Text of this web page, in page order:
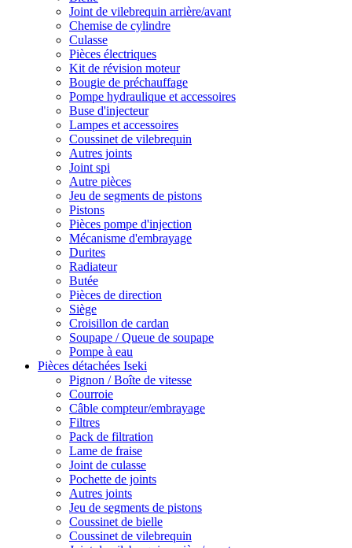
Joint de vilebrequin arrière/avant
Chemise de cylindre
Culasse
Pièces électriques
Kit de révision moteur
Bougie de préchauffage
Pompe hydraulique et accessoires
Buse d'injecteur
Lampes et accessoires
Coussinet de vilebrequin
Autres joints
Joint spi
Autre pièces
Jeu de segments de pistons
Pistons
Pièces pompe d'injection
Mécanisme d'embrayage
Durites
Radiateur
Butée
Pièces de direction
Siège
Croisillon de cardan
Soupape / Queue de soupape
Pompe à eau
Pièces détachées Iseki
Pignon / Boîte de vitesse
Courroie
Câble compteur/embrayage
Filtres
Pack de filtration
Lame de fraise
Joint de culasse
Pochette de joints
Autres joints
Jeu de segments de pistons
Coussinet de bielle
Coussinet de vilebrequin